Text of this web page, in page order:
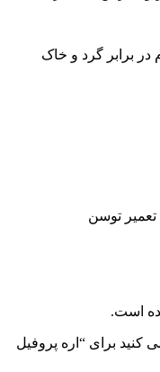
در برابر گرد و خاک
است.
کنید برای “اره پروفیل